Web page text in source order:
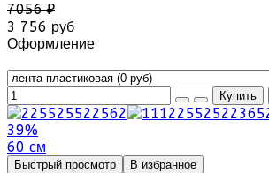
7056 ₽
3 756 руб
Оформление
39%
60 см
Быстрый просмотр В избранное